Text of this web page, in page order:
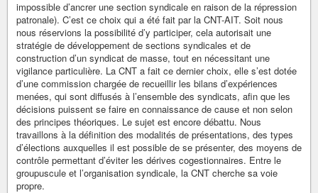
impossible d’ancrer une section syndicale en raison de la répression
patronale). C’est ce choix qui a été fait par la CNT-AIT. Soit nous
nous réservions la possibilité d’y participer, cela autorisait une
stratégie de développement de sections syndicales et de
construction d’un syndicat de masse, tout en nécessitant une
vigilance particulière. La CNT a fait ce dernier choix, elle s’est dotée
d’une commission chargée de recueillir les bilans d’expériences
menées, qui sont diffusés à l’ensemble des syndicats, afin que les
décisions puissent se faire en connaissance de cause et non selon
des principes théoriques. Le sujet est encore débattu. Nous
travaillons à la définition des modalités de présentations, des types
d’élections auxquelles il est possible de se présenter, des moyens de
contrôle permettant d’éviter les dérives cogestionnaires. Entre le
groupuscule et l’organisation syndicale, la CNT cherche sa voie
propre.